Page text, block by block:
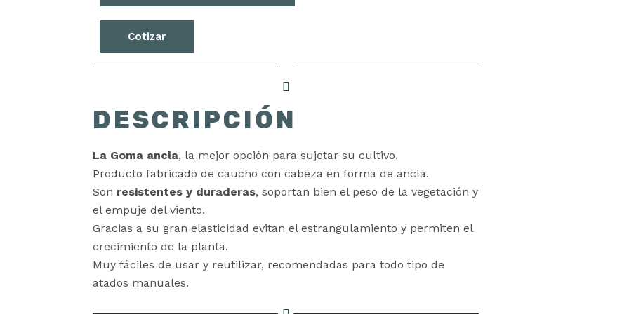
Cotizar
DESCRIPCIÓN
La Goma ancla, la mejor opción para sujetar su cultivo.
Producto fabricado de caucho con cabeza en forma de ancla.
Son resistentes y duraderas, soportan bien el peso de la vegetación y
el empuje del viento.
Gracias a su gran elasticidad evitan el estrangulamiento y permiten el
crecimiento de la planta.
Muy fáciles de usar y reutilizar, recomendadas para todo tipo de
atados manuales.